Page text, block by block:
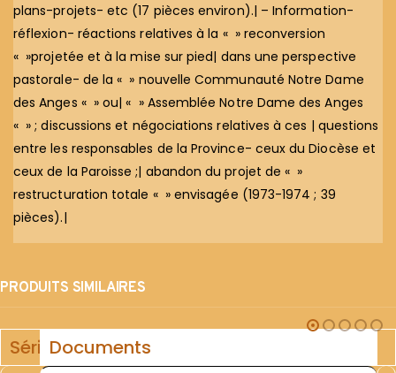
plans-projets- etc (17 pièces environ).| – Information-
réflexion- réactions relatives à la « » reconversion
« »projetée et à la mise sur pied| dans une perspective
pastorale- de la « » nouvelle Communauté Notre Dame
des Anges « » ou| « » Assemblée Notre Dame des Anges
« » ; discussions et négociations relatives à ces | questions
entre les responsables de la Province- ceux du Diocèse et
ceux de la Paroisse ;| abandon du projet de « »
restructuration totale « » envisagée (1973-1974 ; 39
pièces).|
PRODUITS SIMILAIRES
SérieDocuments